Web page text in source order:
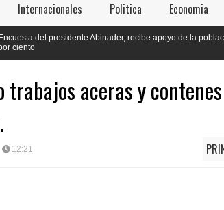
Internacionales Politica Economia
Abinader, recibe apoyo de la población a la reforma
trabajos aceras y
12:21